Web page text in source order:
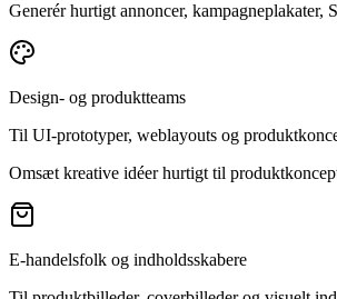
Generér hurtigt annoncer,
Design- og produktteams
Til UI-prototyper, weblayouts og
Omsæt kreative idéer hurtigt til
E-handelsfolk og indholdsskabere